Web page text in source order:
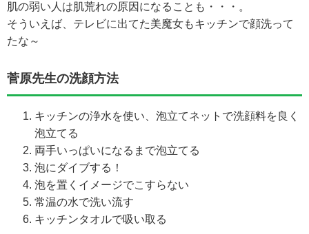
肌の弱い人は肌荒れの原因になることも・・・。
そういえば、テレビに出てた美魔女もキッチンで顔洗って
たな～
菅原先生の洗顔方法
キッチンの浄水を使い、泡立てネットで洗顔料を良く
泡立てる
両手いっぱいになるまで泡立てる
泡にダイブする！
泡を置くイメージでこすらない
常温の水で洗い流す
キッチンタオルで吸い取る